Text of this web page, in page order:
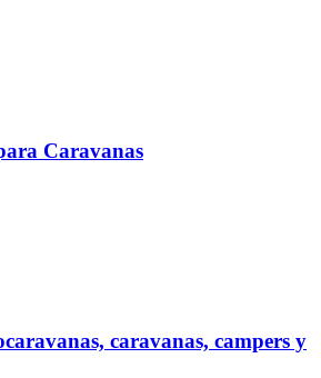
Caravanas
caravanas, campers y